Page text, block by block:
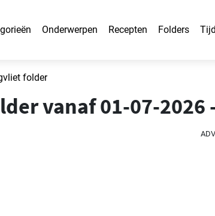
Onderwerpen Recepten Folders
folder
vanaf 01-07-2026